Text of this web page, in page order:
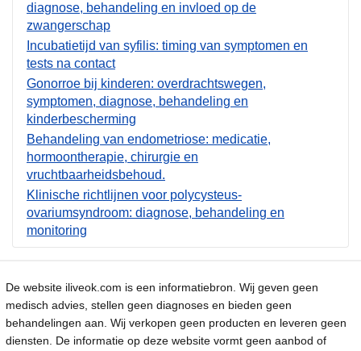
diagnose, behandeling en invloed op de
zwangerschap
Incubatietijd van syfilis: timing van symptomen en
tests na contact
Gonorroe bij kinderen: overdrachtswegen,
symptomen, diagnose, behandeling en
kinderbescherming
Behandeling van endometriose: medicatie,
hormoontherapie, chirurgie en
vruchtbaarheidsbehoud.
Klinische richtlijnen voor polycysteus-
ovariumsyndroom: diagnose, behandeling en
monitoring
De website iliveok.com is een informatiebron. Wij geven geen
medisch advies, stellen geen diagnoses en bieden geen
behandelingen aan. Wij verkopen geen producten en leveren geen
diensten. De informatie op deze website vormt geen aanbod of